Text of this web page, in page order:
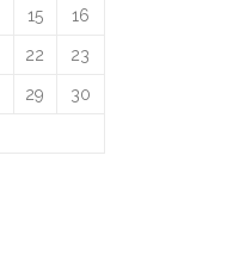
15 16
22 23
29 30